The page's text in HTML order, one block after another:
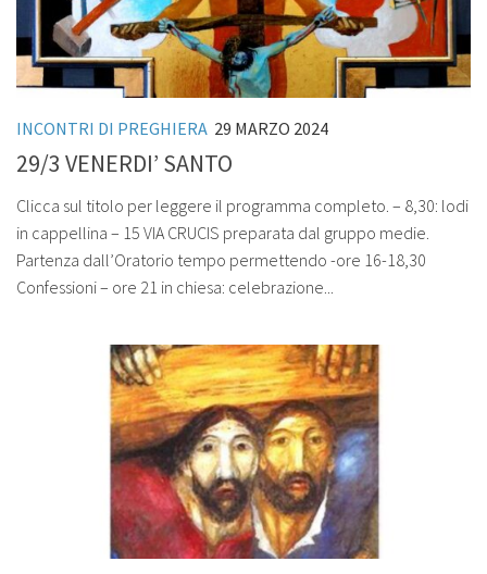
INCONTRI DI PREGHIERA 29 MARZO 2024
29/3 VENERDI’ SANTO
Clicca sul titolo per leggere il programma completo. – 8,30: lodi
in cappellina – 15 VIA CRUCIS preparata dal gruppo medie.
Partenza dall’Oratorio tempo permettendo -ore 16-18,30
Confessioni – ore 21 in chiesa: celebrazione...